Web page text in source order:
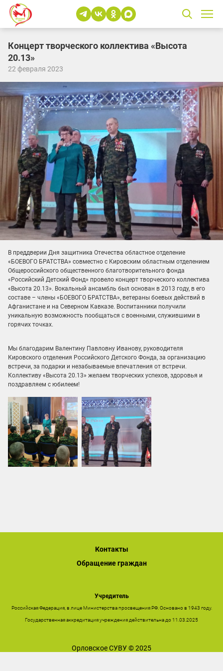
Концерт творческого коллектива «Высота
20.13»
22 февраля 2023
В преддверии Дня защитника Отечества областное отделение
«БОЕВОГО БРАТСТВА» совместно с Кировским областным отделением
Общероссийского общественного благотворительного фонда
«Российский Детский Фонд» провело концерт творческого коллектива
«Высота 20.13». Вокальный ансамбль был основан в 2013 году, в его
составе – члены «БОЕВОГО БРАТСТВА», ветераны боевых действий в
Афганистане и на Северном Кавказе. Воспитанники получили
уникальную возможность пообщаться с военными, служившими в
горячих точках.
Мы благодарим Валентину Павловну Иванову, руководителя
Кировского отделения Российского Детского Фонда, за организацию
встречи, за подарки и незабываемые впечатления от встречи.
Коллективу «Высота 20.13» желаем творческих успехов, здоровья и
поздравляем с юбилеем!
Контакты
Обращение граждан
Учредитель
Российская Федерация, в лице Министерства просвещения РФ. Основано в 1943 году.
Государственная аккредитация учреждения действительна до 11.03.2025
Орловское СУВУ © 2025